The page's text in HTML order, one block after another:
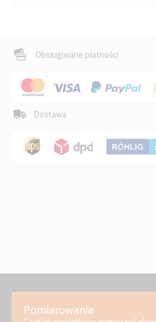
Obsługiwane płatności
Dostawa
Pomiarowanie